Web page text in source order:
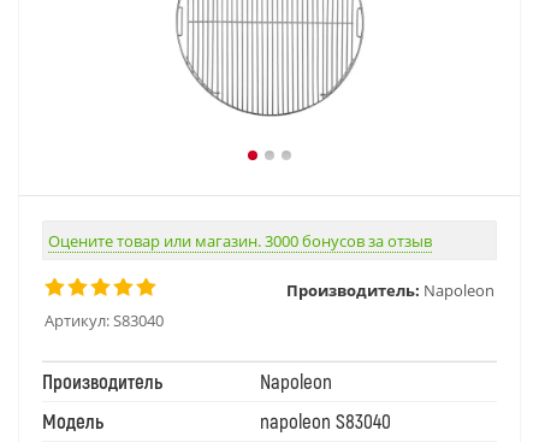
Оцените товар или магазин. 3000 бонусов за отзыв
Артикул:S83040
Производитель: Napoleon
Производитель
Napoleon
Модель
napoleon S83040